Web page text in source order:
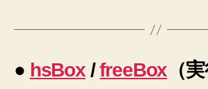
● hsBox/freeBox （